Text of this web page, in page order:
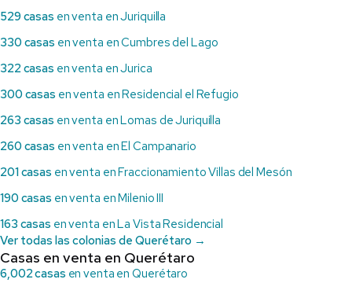
529 casas en venta en Juriquilla
330 casas en venta en Cumbres del Lago
322 casas en venta en Jurica
300 casas en venta en Residencial el Refugio
263 casas en venta en Lomas de Juriquilla
260 casas en venta en El Campanario
201 casas en venta en Fraccionamiento Villas del Mesón
190 casas en venta en Milenio III
163 casas en venta en La Vista Residencial
Ver todas las colonias de Querétaro →
Casas en venta en Querétaro
6,002 casas en venta en Querétaro